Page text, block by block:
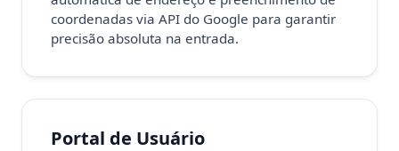
coordenadas via API do Google para garantir
precisão absoluta na entrada.
Portal de Usuário